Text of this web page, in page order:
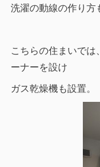
洗濯の動線の作り方
こちらの住まいでは
ーナーを設け
ガス乾燥機も設置。